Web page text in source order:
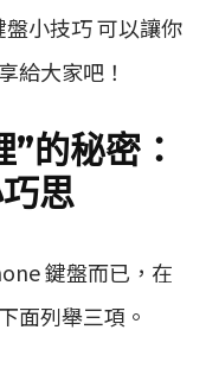
小技巧 可以讓你
給大家吧！
的秘密：
思
鍵盤而已，在
面列舉三項。